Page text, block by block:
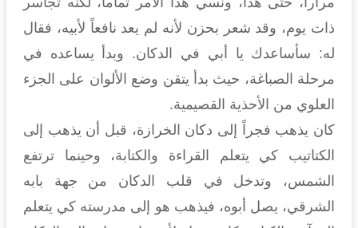
ذات يوم، وقد شعر بحزن لأنه لم يعد نافعاً لأبيه، فقال
له: سأساعدك يا أبي في الدكان. وبدأ يساعده في
مرحلة الصباغة، حيث بدأ يتقن وضع الألوان على الجزء
العلوي من الأحذية القصيمية.
كان يذهب فجراً إلى دكان الخرازة، قبل أن يذهب إلى
الكتاتيب كي يتعلم القراءة والكتابة، وحينما ترتفع
الشمس، وتدخل في قلب الدكان من جهة بابه
الشرقي، يصل أبوه، فيذهب هو إلى مدرسته كي يتعلم